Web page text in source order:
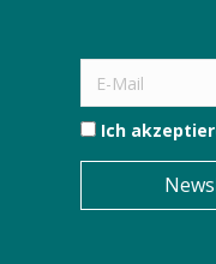
Ich